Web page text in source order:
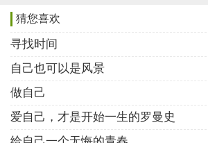
明白了自己为什么要过现在的生活。
走着，一直都是自己无形地选择，只
看不清楚自己的道路。
慢慢地，一路跌跌撞撞，不知道
次在选择之后，总是后悔、遗憾。其
的路，看过的风景，会带着遗憾，但
猜您喜欢
寻找时间
自己也可以是风景
做自己
爱自己，才是开始一生的罗曼史